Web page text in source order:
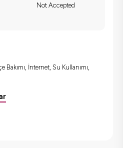
Not Accepted
İnternet, Su Kullanımı,